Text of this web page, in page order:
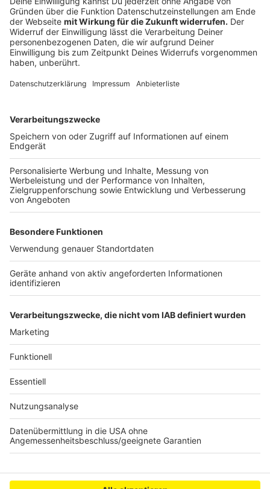
Bratwurst und Kölsch im Stadion mit virtuellem
Geld bezahlt werden können, wird es aber
vermutlich noch ein bisschen dauern.
Dennoch plant der Bundesligaverein sich auf Basis
der modernen Blockchain-Technologie
die Möglichkeiten: Im Online-Ticketsystem könnte
beispielsweise dafür gesorgt werden, dass
Eintrittskarten nicht illegal teurer weiterverkauft
werden. Außerdem könnten besondere digitale
Fanartikel erstellt werden, die durch die sichere
Datenverschlüsselung nur in einzigartiger
Stückzahl zur Verfügung stehen und nicht kopiert
werden können.
Wer in Kryptowährung investieren möchte, sollte
sich erstmal intensiv mit der Technologie dahinter
vertraut machen. Über seriöse Währungen kann
man sich am besten über größe Börsen wie
coinbase oder binance informieren.
Anzeige
Anzeige